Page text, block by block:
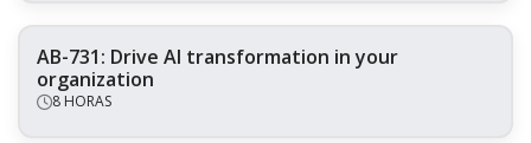
AB-731: Drive AI transformation in your
organization
8 HORAS